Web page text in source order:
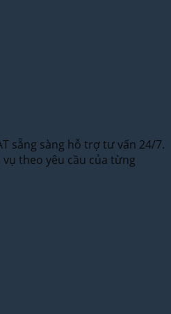
sẵng sàng hỗ trợ tư vấn 24/7.
theo yêu cầu của từng